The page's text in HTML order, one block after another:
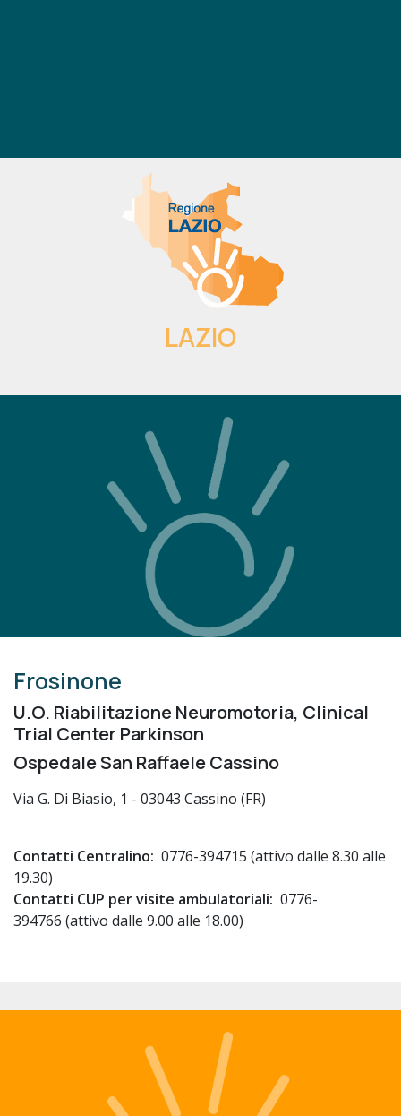
LAZIO
Frosinone
U.O. Riabilitazione Neuromotoria, Clinical
Trial Center Parkinson
Ospedale San Raffaele Cassino
Via G. Di Biasio, 1 - 03043 Cassino (FR)
Contatti Centralino: 0776-394715 (attivo dalle 8.30 alle
19.30)
Contatti CUP per visite ambulatoriali: 0776-
394766 (attivo dalle 9.00 alle 18.00)